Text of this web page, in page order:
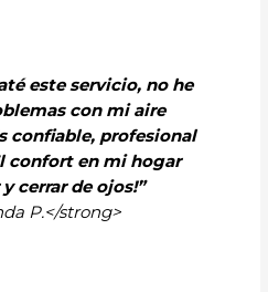
este servicio, no he
con mi aire
confiable, profesional
confort en mi hogar
cerrar de ojos!”
P.</strong>